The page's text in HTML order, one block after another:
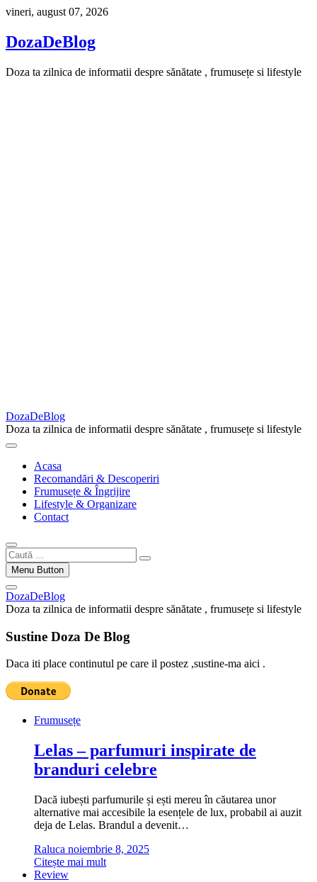
Skip
content
vineri, august 07, 2026
DozaDeBlog
Doza ta zilnica de informatii despre sănătate , frumusețe si lifestyle
DozaDeBlog
Doza ta zilnica de informatii despre sănătate , frumusețe si lifestyle
Acasa
Recomandări & Descoperiri
Frumusețe & Îngrijire
Lifestyle & Organizare
Contact
Caută
…Menu Button
DozaDeBlog
Doza ta zilnica de informatii despre sănătate , frumusețe si lifestyle
Sustine Doza De Blog
Daca iti place continutul pe care il postez ,sustine-ma aici .
Frumusețe
Lelas – parfumuri inspirate de
branduri celebre
Dacă iubești parfumurile și ești mereu în căutarea unor
alternative mai accesibile la esențele de lux, probabil ai auzit
deja de Lelas. Brandul a devenit…
Raluca noiembrie 8, 2025
Citește mai mult
Review